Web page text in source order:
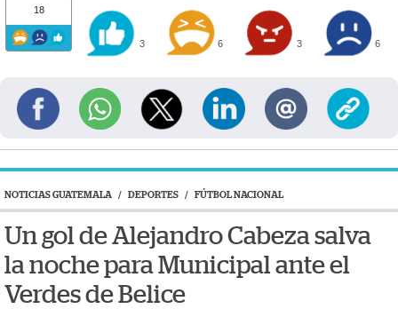
18
3 6 3 6
NOTICIAS GUATEMALA / DEPORTES / FÚTBOL NACIONAL
Un gol de Alejandro Cabeza salva
la noche para Municipal ante el
Verdes de Belice